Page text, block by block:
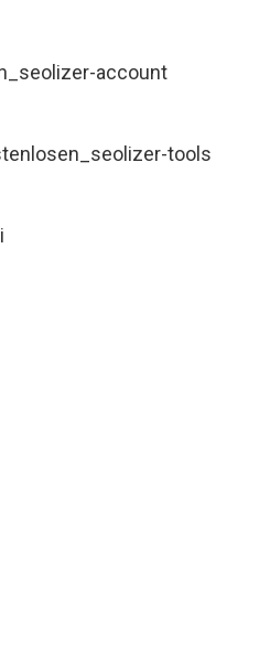
account
tools